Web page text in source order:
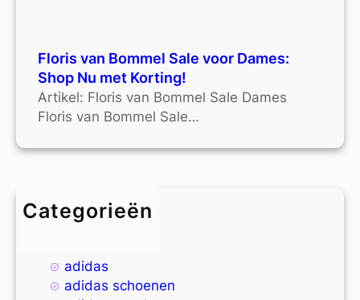
Floris van Bommel Sale voor Dames:
Shop Nu met Korting!
Artikel: Floris van Bommel Sale Dames
Floris van Bommel Sale…
Categorieën
4xl
adidas
adidas schoenen